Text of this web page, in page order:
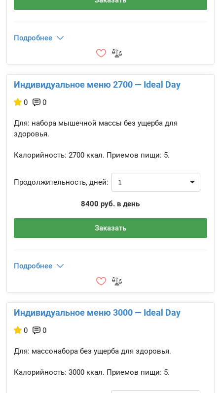
Подробнее
Индивидуальное меню 2700 — Ideal Day
0 0
Для: набора мышечной массы без ущерба для
здоровья.
Калорийность: 2700 ккал. Приемов пищи: 5.
Продолжительность, дней:
8400 руб. в день
Заказать
Подробнее
Индивидуальное меню 3000 — Ideal Day
0 0
Для: массонабора без ущерба для здоровья.
Калорийность: 3000 ккал. Приемов пищи: 5.